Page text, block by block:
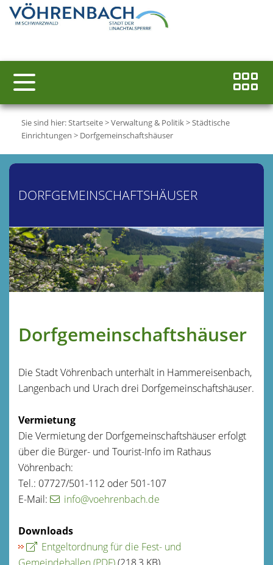
Sie sind hier:Startseite>Verwaltung & Politik>Städtische
Einrichtungen > Dorfgemeinschaftshäuser
DORFGEMEINSCHAFTSHÄUSER
Dorfgemeinschaftshäuser
Die Stadt Vöhrenbach unterhält in Hammereisenbach,
Langenbach und Urach drei Dorfgemeinschaftshäuser.
Vermietung
Die Vermietung der Dorfgemeinschaftshäuser erfolgt
über die Bürger- und Tourist-Info im Rathaus
Vöhrenbach:
Tel.: 07727/501-112 oder 501-107
E-Mail:
info@voehrenbach.de
Downloads
Entgeltordnung für die Fest- und
Gemeindehallen(PDF)(218,3 KB)